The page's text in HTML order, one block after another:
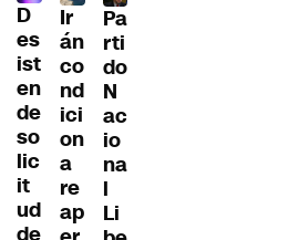
D
es
ist
en
de
so
lic
it
ud
Ir
án
co
nd
ici
on
a
re
ap
Pa
rti
do
N
ac
io
na
l
Li